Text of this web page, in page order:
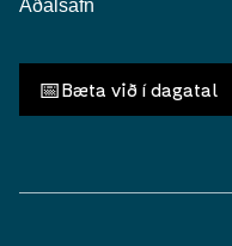
Aðalsafn
📅Bæta við í dagatal